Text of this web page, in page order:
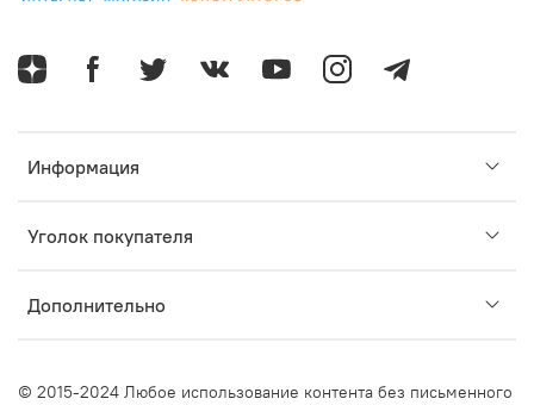
Информация
Уголок покупателя
Дополнительно
© 2015-2024 Любое использование контента без письменного